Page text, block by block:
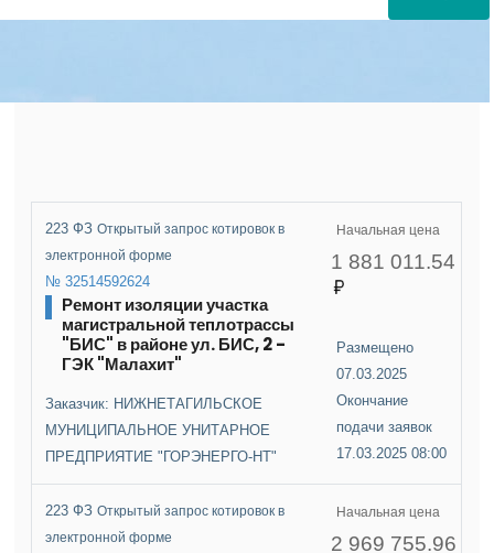
223 ФЗОткрытый запрос котировок в
электронной форме
№ 32514592624
Ремонт изоляции участка
магистральной теплотрассы
"БИС" в районе ул. БИС, 2 -
ГЭК "Малахит"
Заказчик: НИЖНЕТАГИЛЬСКОЕ
МУНИЦИПАЛЬНОЕ УНИТАРНОЕ
ПРЕДПРИЯТИЕ "ГОРЭНЕРГО-НТ"
Начальная цена
1 881 011.54
Размещено
07.03.2025
Окончание
подачи заявок
17.03.2025 08:00
223 ФЗОткрытый запрос котировок в
электронной форме
Начальная цена
2 969 755.96